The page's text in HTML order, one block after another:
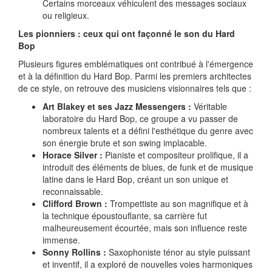
Certains morceaux véhiculent des messages sociaux
ou religieux.
Les pionniers : ceux qui ont façonné le son du Hard
Bop
Plusieurs figures emblématiques ont contribué à l'émergence
et à la définition du Hard Bop. Parmi les premiers architectes
de ce style, on retrouve des musiciens visionnaires tels que :
Art Blakey et ses Jazz Messengers : Véritable
laboratoire du Hard Bop, ce groupe a vu passer de
nombreux talents et a défini l'esthétique du genre avec
son énergie brute et son swing implacable.
Horace Silver : Pianiste et compositeur prolifique, il a
introduit des éléments de blues, de funk et de musique
latine dans le Hard Bop, créant un son unique et
reconnaissable.
Clifford Brown : Trompettiste au son magnifique et à
la technique époustouflante, sa carrière fut
malheureusement écourtée, mais son influence reste
immense.
Sonny Rollins : Saxophoniste ténor au style puissant
et inventif, il a exploré de nouvelles voies harmoniques